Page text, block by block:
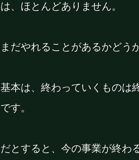
は、ほとんどありません。
まだやれることがあるかどう
基本は、終わっていくものは
です。
だとすると、今の事業が終わ